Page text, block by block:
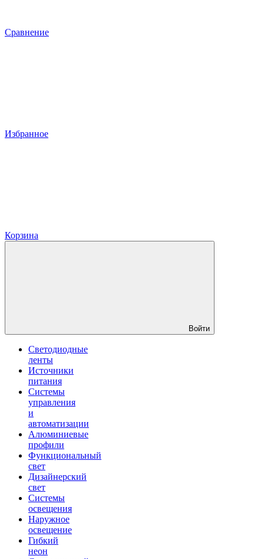
Сравнение
Избранное
Корзина
Войти
Светодиодные
ленты
Источники
питания
Системы
управления
и
автоматизации
Алюминиевые
профили
Функциональный
свет
Дизайнерский
свет
Системы
освещения
Наружное
освещение
Гибкий
неон